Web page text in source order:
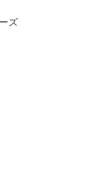
ズ